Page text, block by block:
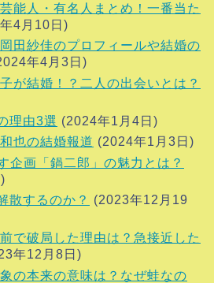
能人・有名人まとめ！一番当た
4月10日)
田紗佳のプロフィールや結婚の
年4月3日)
が結婚！？二人の出会いとは？
理由3選 (2024年1月4日)
也の結婚報道 (2024年1月3日)
企画「鍋二郎」の魅力とは？
散するのか？
(2023年12月19
で破局した理由は？急接近した
年12月8日)
の本来の意味は？なぜ蛙なの